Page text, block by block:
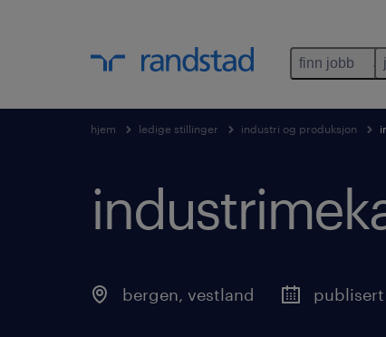
finn jobb
hjem ledige stillinger industri og produksjon
bergen, vestland